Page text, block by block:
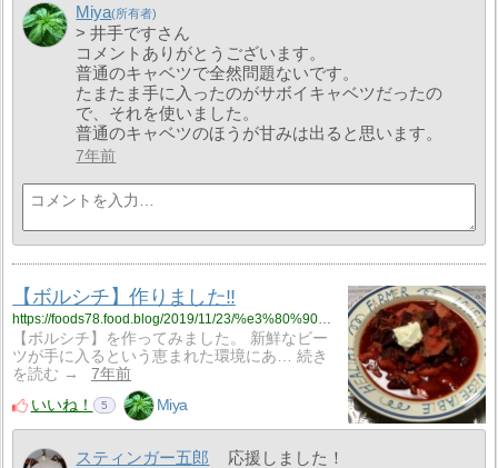
Miya
> 井手ですさん
コメントありがとうございます。
普通のキャベツで全然問題ないです。
たまたま手に入ったのがサボイキャベツだったの
で、それを使いました。
普通のキャベツのほうが甘みは出ると思います。
7年前
【ボルシチ】作りました‼
https://foods78.food.blog/2019/11/23/%e3%80%90%e3%83%9c%e3%83%ab%e3%82%b7%e3%83%81%e3%80%91%e4%bd%9c%e3%82%8a%e3%81%be%e3%81%97%e3%81%9f%e2%80%bc/
【ボルシチ】を作ってみました。 新鮮なビー
ツが手に入るという恵まれた環境にあ… 続き
を読む →
7年前
いいね！
5 Miya
スティンガー五郎 応援しました！